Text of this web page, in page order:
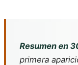
Resumen en
primera